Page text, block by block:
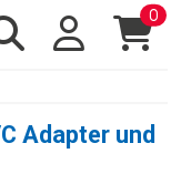
0
Adapter und